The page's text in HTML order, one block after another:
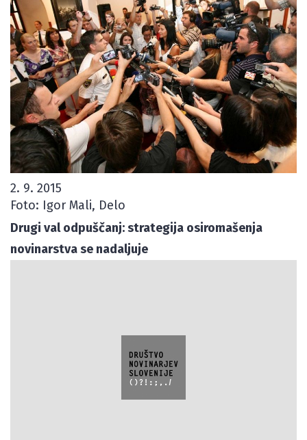
2. 9. 2015
Foto: Igor Mali, Delo
Drugi val odpuščanj: strategija osiromašenja
novinarstva se nadaljuje